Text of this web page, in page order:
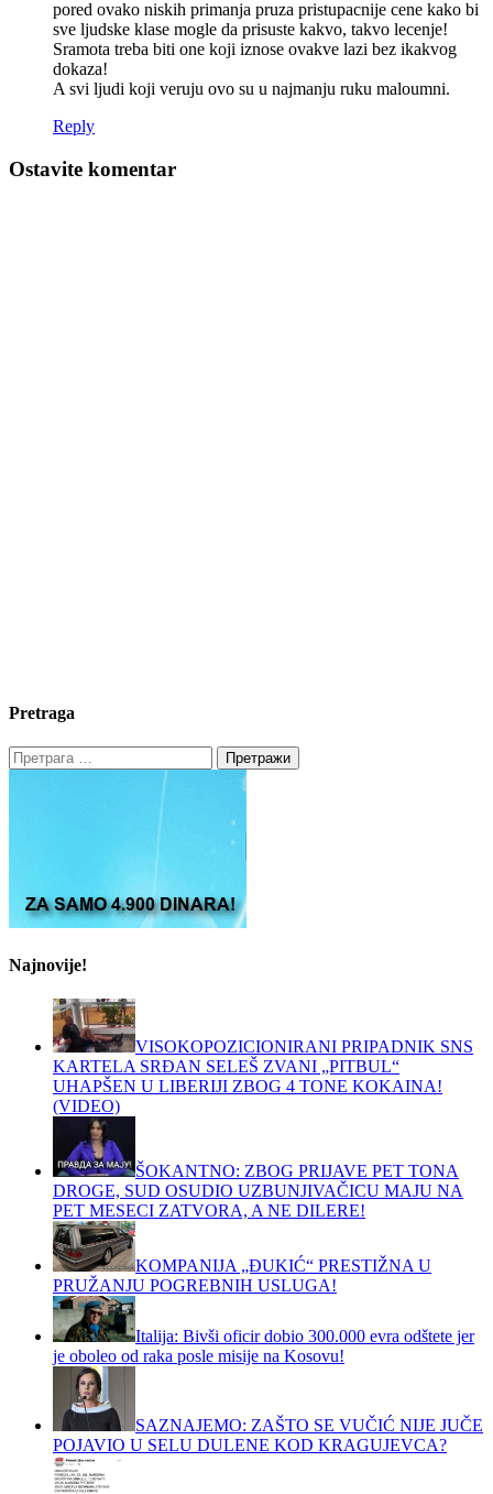
pored ovako niskih primanja pruza pristupacnije cene kako bi
sve ljudske klase mogle da prisuste kakvo, takvo lecenje!
Sramota treba biti one koji iznose ovakve lazi bez ikakvog
dokaza!
A svi ljudi koji veruju ovo su u najmanju ruku maloumni.
Reply
Ostavite komentar
Pretraga
Претрага
за:
Najnovije!
VISOKOPOZICIONIRANI PRIPADNIK SNS
KARTELA SRĐAN SELEŠ ZVANI „PITBUL“
UHAPŠEN U LIBERIJI ZBOG 4 TONE KOKAINA!
(VIDEO)
ŠOKANTNO: ZBOG PRIJAVE PET TONA
DROGE, SUD OSUDIO UZBUNJIVAČICU MAJU NA
PET MESECI ZATVORA, A NE DILERE!
KOMPANIJA „ĐUKIĆ“ PRESTIŽNA U
PRUŽANJU POGREBNIH USLUGA!
Italija: Bivši oficir dobio 300.000 evra odštete jer
je oboleo od raka posle misije na Kosovu!
SAZNAJEMO: ZAŠTO SE VUČIĆ NIJE JUČE
POJAVIO U SELU DULENE KOD KRAGUJEVCA?